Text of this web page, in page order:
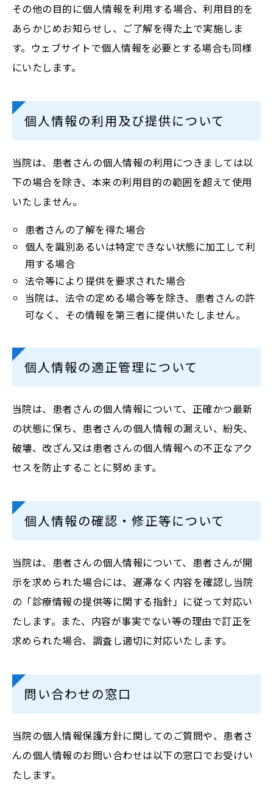
その他の目的に個人情報を利用する場合、利用目的を
あらかじめお知らせし、ご了解を得た上で実施しま
す。ウェブサイトで個人情報を必要とする場合も同様
にいたします。
個人情報の利用及び提供について
当院は、患者さんの個人情報の利用につきましては以
下の場合を除き、本来の利用目的の範囲を超えて使用
いたしません。
患者さんの了解を得た場合
個人を識別あるいは特定できない状態に加工して利
用する場合
法令等により提供を要求された場合
当院は、法令の定める場合等を除き、患者さんの許
可なく、その情報を第三者に提供いたしません。
個人情報の適正管理について
当院は、患者さんの個人情報について、正確かつ最新
の状態に保ち、患者さんの個人情報の漏えい、紛失、
破壊、改ざん又は患者さんの個人情報への不正なアク
セスを防止することに努めます。
個人情報の確認・修正等について
当院は、患者さんの個人情報について、患者さんが開
示を求められた場合には、遅滞なく内容を確認し当院
の「診療情報の提供等に関する指針」に従って対応い
たします。また、内容が事実でない等の理由で訂正を
求められた場合、調査し適切に対応いたします。
問い合わせの窓口
当院の個人情報保護方針に関してのご質問や、患者さ
んの個人情報のお問い合わせは以下の窓口でお受けい
たします。